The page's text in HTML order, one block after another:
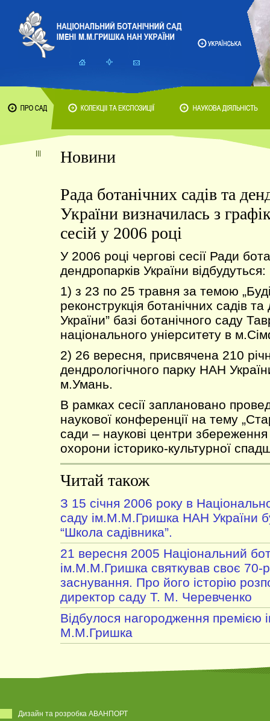
Новини
Рада ботанічних садів та
України визначилась з
сесій у 2006 році
У 2006 році чергові сесії Ради
дендропарків України відбудуться:
1) з 23 по 25 травня за темою
реконструкція ботанічних садів
України” базі ботанічного саду
національного уніерситету в
2) 26 вересня, присвячена 210
дендрологічного парку НАН
м.Умань.
В рамках сесії заплановано
наукової конференції на тему
сади – наукові центри збереження
охорони історико-культурної
Читай також
З 15 січня 2006 року в
саду ім.М.М.Гришка НАН України
“Школа садівника”.
21 вересня 2005 Національний
ім.М.М.Гришка святкував своє 70-
заснування. Про його історію
директор саду Т. М. Черевченко
Відбулося нагородження премією
М.М.Гришка
Дизайн та розробка АВАНПОРТ